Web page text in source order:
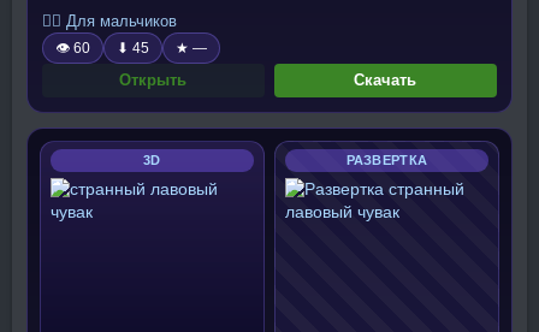
🧍‍♂️ Для мальчиков
👁 60 ⬇ 45 ★ —
Открыть Скачать
3D РАЗВЕРТКА